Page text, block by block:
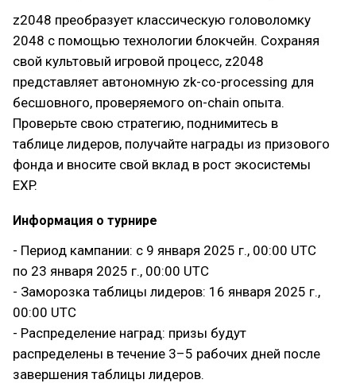
z2048 преобразует классическую головоломку
2048 с помощью технологии блокчейн. Сохраняя
свой культовый игровой процесс, z2048
представляет автономную zk-co-processing для
бесшовного, проверяемого on-chain опыта.
Проверьте свою стратегию, поднимитесь в
таблице лидеров, получайте награды из призового
фонда и вносите свой вклад в рост экосистемы
EXP.
Информация о турнире
- Период кампании: с 9 января 2025 г., 00:00 UTC
по 23 января 2025 г., 00:00 UTC
- Заморозка таблицы лидеров: 16 января 2025 г.,
00:00 UTC
- Распределение наград: призы будут
распределены в течение 3–5 рабочих дней после
завершения таблицы лидеров.